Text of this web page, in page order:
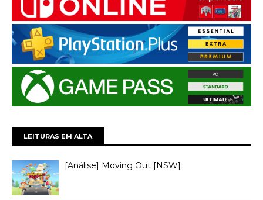
LEITURAS EM ALTA
[Análise] Moving Out [NSW]